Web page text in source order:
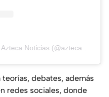
Una publicación compartida de Azteca Noticias (@aztecanoticias)
debates, además
redes sociales, donde